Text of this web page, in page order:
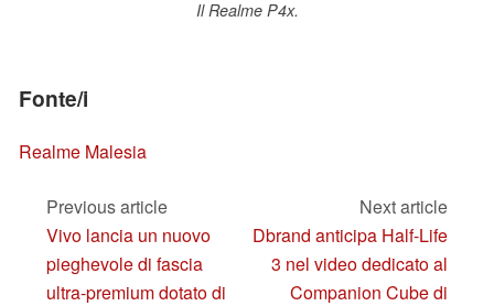
Il Realme P4x.
Fonte/i
Realme Malesia
Previous article
Vivo lancia un nuovo
pieghevole di fascia
ultra-premium dotato di
Next article
Dbrand anticipa Half-Life
3 nel video dedicato al
Companion Cube di